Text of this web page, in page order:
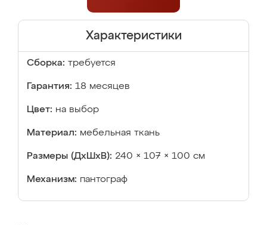
Характеристики
Сборка: требуется
Гарантия: 18 месяцев
Цвет: на выбор
Материал: мебельная ткань
Размеры (ДхШхВ): 240 × 107 × 100 см
Механизм: пантограф